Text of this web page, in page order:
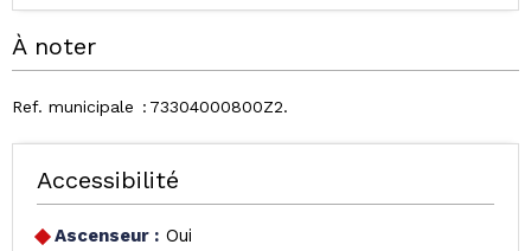
À noter
Ref. municipale 73304000800Z2
Accessibilité
Ascenseur : Oui